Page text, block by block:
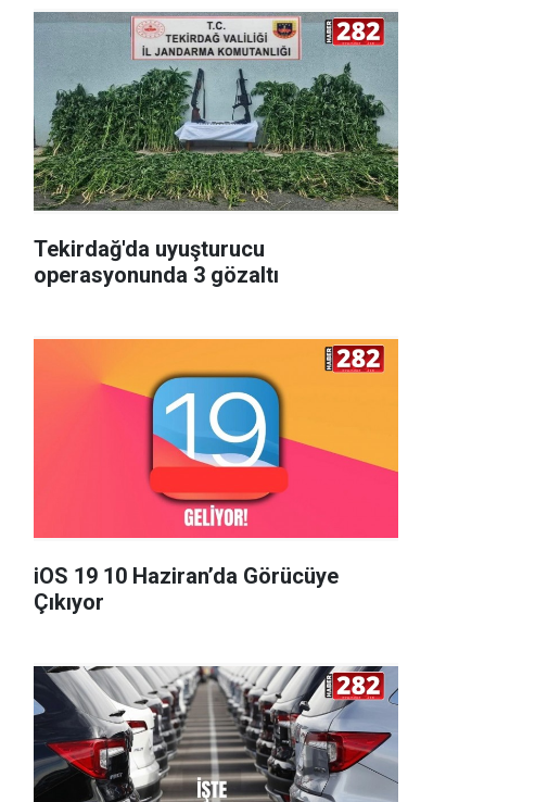
Tekirdağ'da uyuşturucu
operasyonunda 3 gözaltı
iOS 19 10 Haziran’da Görücüye
Çıkıyor